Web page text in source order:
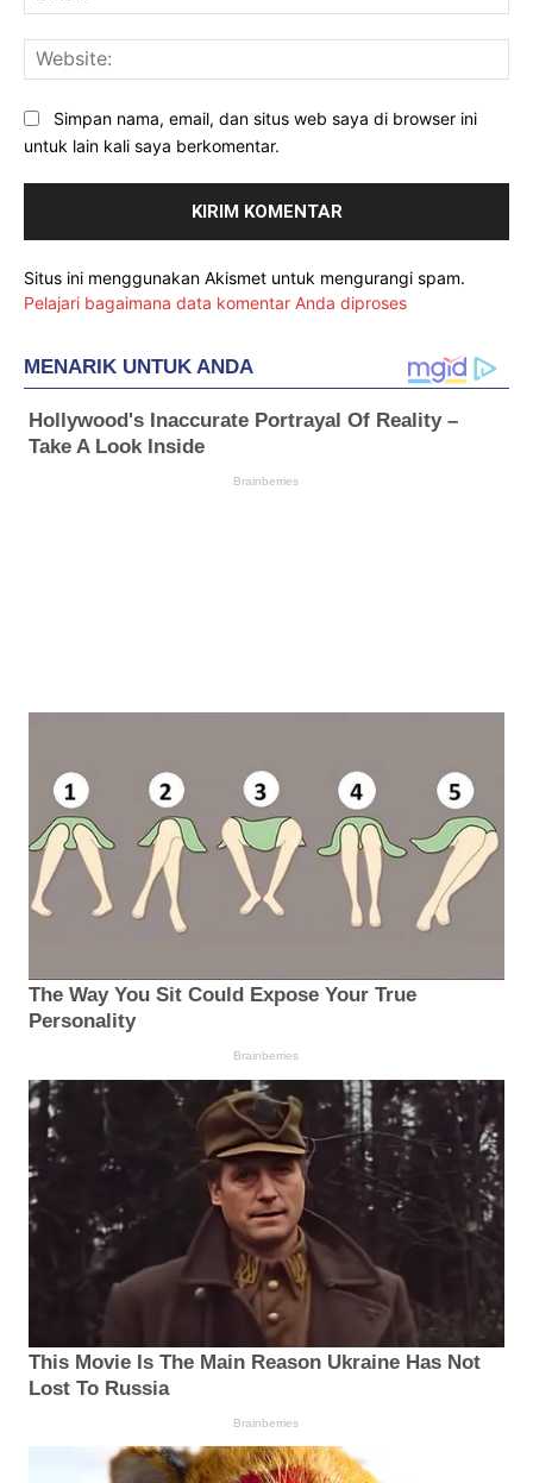
Simpan nama, email, dan situs web saya di browser ini
untuk lain kali saya berkomentar.
Situs ini menggunakan Akismet untuk mengurangi spam.
Pelajari bagaimana data komentar Anda diproses